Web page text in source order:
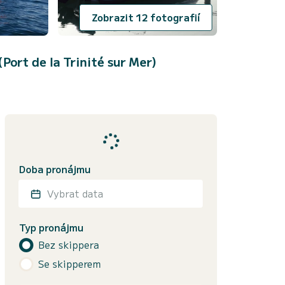
Zobrazit 12 fotografií
de la Trinité sur Mer)
Doba pronájmu
Vybrat data
Typ pronájmu
Bez skippera
Se skipperem